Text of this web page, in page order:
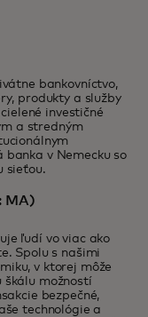
bankovníctvo,
produkty a služby
investičné
a stredným
banka v Nemecku so
sieťou.
MA)
ľudí vo viac ako
Spolu s našimi
v ktorej môže
škálu možností
bezpečné,
technológie a